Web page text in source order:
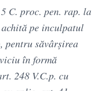
C. proc. pen. rap. la
pe inculpatul
pentru săvârşirea
în formă
248 V.C.p. cu